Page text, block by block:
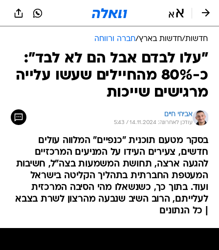
חדשות/חדשות בארץ/חברה ורווחה
"עלו לבדם אבל הם לא לבד":
כ-80% מהחיילים שעשו עלייה
מרגישים שייכות
אביחי חיים
עודכן לאחרונה: 14.11.2024 / 5:43
בסקר מטעם תוכנית "כנפיים" המלווה עולים
חדשים, צעירים העידו על המניעים המרכזיים
להגעה ארצה, תחושת המשמעות בצה"ל, חשיבות
המעטפת החברתית בתהליך הקליטה בישראל
ועוד. בתוך כך, כשנשאלו מהי הסיבה המרכזית
לעלייתם, הרוב השיב שנבעה מהרצון לשרת בצבא
| כל הנתונים